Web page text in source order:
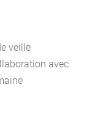
veille
avec